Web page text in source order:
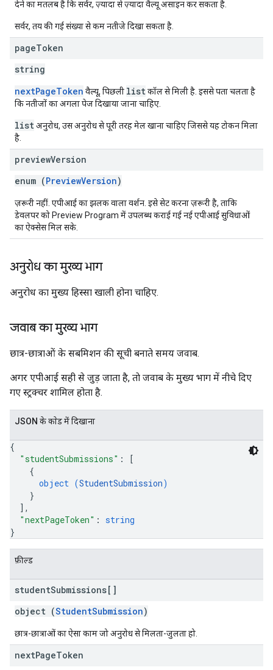
देने का मतलब है कि सर्वर, ज़्यादा से ज़्यादा वैल्यू असाइन कर सकता है.
सर्वर, तय की गई संख्या से कम नतीजे दिखा सकता है.
pageToken
string
nextPageToken वैल्यू, पिछली listकॉल से मिली है. इससे पता चलता है
कि नतीजों का अगला पेज दिखाया जाना चाहिए.
listअनुरोध, उस अनुरोध से पूरी तरह मेल खाना चाहिए जिससे यह टोकन मिला
है.
previewVersion
enum (PreviewVersion)
ज़रूरी नहीं. एपीआई का झलक वाला वर्शन. इसे सेट करना ज़रूरी है, ताकि
डेवलपर को Preview Program में उपलब्ध कराई गई नई एपीआई सुविधाओं
का ऐक्सेस मिल सके.
अनुरोध का मुख्य भाग
अनुरोध का मुख्य हिस्सा खाली होना चाहिए.
जवाब का मुख्य भाग
छात्र-छात्राओं के सबमिशन की सूची बनाते समय जवाब.
अगर एपीआई सही से जुड़ जाता है, ताे जवाब के मुख्य भाग में नीचे दिए
गए स्ट्रक्चर शामिल होता है.
JSON के काेड में दिखाना
{
"studentSubmissions" :
[
{
object (StudentSubmission)
}
] ,
"nextPageToken" : string
}
फ़ील्ड
studentSubmissions[]
object (StudentSubmission)
छात्र-छात्राओं का ऐसा काम जो अनुरोध से मिलता-जुलता हो.
nextPageToken